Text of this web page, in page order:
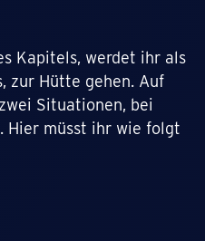
Kapitels, werdet ihr als
zur Hütte gehen. Auf
Situationen, bei
Hier müsst ihr wie folgt